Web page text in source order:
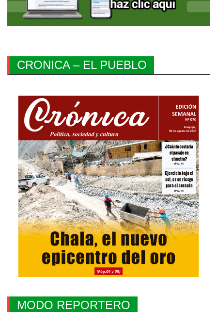
CRONICA – EL PUEBLO
MODO REPORTERO